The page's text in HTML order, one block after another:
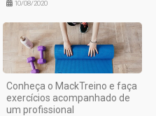
10/08/2020
Conheça o MackTreino e faça
exercícios acompanhado de
um profissional